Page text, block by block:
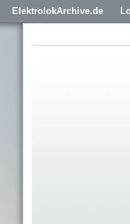
ElektrolokArchive.de